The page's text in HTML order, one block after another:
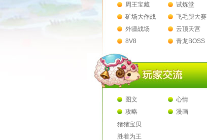
周王宝藏
试炼堂
矿场大作战
飞毛腿大赛
外疆战场
云顶天宫
8V8
青龙BOSS
图文
心情
攻略
漫画
猪猪宝贝
胜着为王